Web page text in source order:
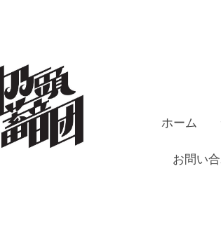
ホーム
お問い